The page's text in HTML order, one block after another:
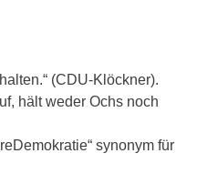
(CDU-Klöckner).
hält weder Ochs noch
synonym für